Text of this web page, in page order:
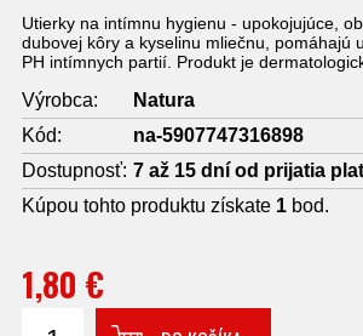
Utierky na intímnu hygienu - upokojujúce,
dubovej kôry a kyselinu mliečnu, pomáhajú
PH intímnych partií. Produkt je
Výrobca:
Natura
Kód:
na-5907747316898
Dostupnosť: 7 až 15 dní od prijatia
Kúpou tohto produktu získate 1 bod.
1,80 €